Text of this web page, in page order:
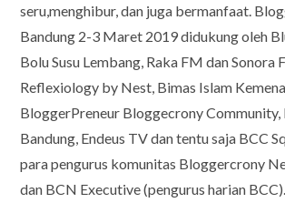
seru,menghibur, dan juga bermanfaat.
Bandung 2-3 Maret 2019 didukung oleh
Bolu Susu Lembang, Raka FM dan Sonora
Reflexiology by Nest, Bimas Islam
BloggerPreneur Bloggecrony
Bandung, Endeus TV dan tentu saja BCC
para pengurus komunitas Bloggercrony
dan BCN Executive (pengurus harian BCC).